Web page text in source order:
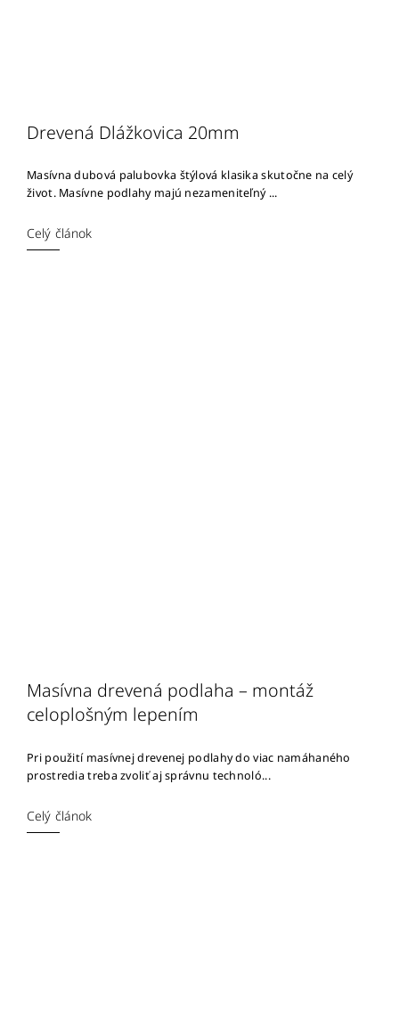
Drevená Dlážkovica 20mm
Masívna dubová palubovka štýlová klasika skutočne na celý
život. Masívne podlahy majú nezameniteľný ...
Celý článok
Masívna drevená podlaha – montáž
celoplošným lepením
Pri použití masívnej drevenej podlahy do viac namáhaného
prostredia treba zvoliť aj správnu technoló...
Celý článok